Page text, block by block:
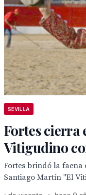
SEVILLA
Fortes cierra
Vitigudino
Fortes brindó la faena
Santiago Martín "El